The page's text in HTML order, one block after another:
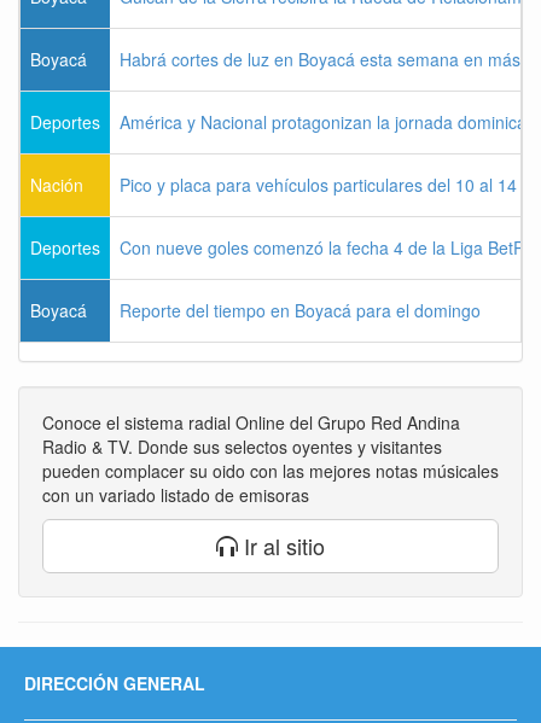
Boyacá Habrá cortes de luz en Boyacá esta semana en más
Deportes América y Nacional protagonizan la jornada dominical
Nación Pico y placa para vehículos particulares del 10 al 14
Deportes Con nueve goles comenzó la fecha 4 de la Liga
Boyacá Reporte del tiempo en Boyacá para el domingo
Conoce el sistema radial Online del Grupo Red Andina
Radio & TV. Donde sus selectos oyentes y visitantes
pueden complacer su oido con las mejores notas músicales
con un variado listado de emisoras
Ir al sitio
DIRECCIÓN GENERAL